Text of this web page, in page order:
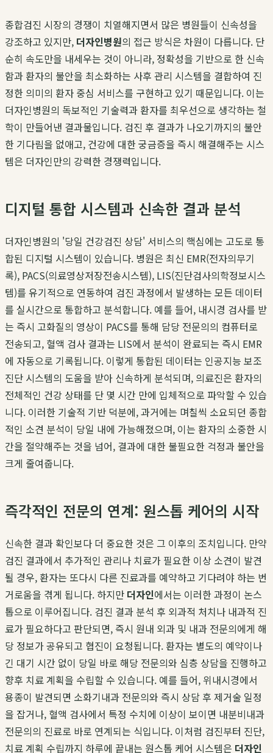
종합검진 시장의 경쟁이 치열해지면서 많은 병원들이 신속성을
강조하고 있지만, 더자인병원의 접근 방식은 차원이 다릅니다. 단
순히 속도만을 내세우는 것이 아니라, 정확성을 기반으로 한 신속
함과 환자의 불안을 최소화하는 사후 관리 시스템을 결합하여 진
정한 의미의 환자 중심 서비스를 구현하고 있기 때문입니다. 이는
더자인병원의 독보적인 기술력과 환자를 최우선으로 생각하는 철
학이 만들어낸 결과물입니다. 검진 후 결과가 나오기까지의 불안
한 기다림을 없애고, 건강에 대한 궁금증을 즉시 해결해주는 시스
템은 더자인만의 강력한 경쟁력입니다.
디지털 통합 시스템과 신속한 결과 분석
더자인병원의 '당일 건강검진 상담' 서비스의 핵심에는 고도로 통
합된 디지털 시스템이 있습니다. 병원은 최신 EMR(전자의무기
록), PACS(의료영상저장전송시스템), LIS(진단검사의학정보시스
템)를 유기적으로 연동하여 검진 과정에서 발생하는 모든 데이터
를 실시간으로 통합하고 분석합니다. 예를 들어, 내시경 검사를 받
는 즉시 고화질의 영상이 PACS를 통해 담당 전문의의 컴퓨터로
전송되고, 혈액 검사 결과는 LIS에서 분석이 완료되는 즉시 EMR
에 자동으로 기록됩니다. 이렇게 통합된 데이터는 인공지능 보조
진단 시스템의 도움을 받아 신속하게 분석되며, 의료진은 환자의
전체적인 건강 상태를 단 몇 시간 만에 입체적으로 파악할 수 있습
니다. 이러한 기술적 기반 덕분에, 과거에는 며칠씩 소요되던 종합
적인 소견 분석이 당일 내에 가능해졌으며, 이는 환자의 소중한 시
간을 절약해주는 것을 넘어, 결과에 대한 불필요한 걱정과 불안을
크게 줄여줍니다.
즉각적인 전문의 연계: 원스톱 케어의 시작
신속한 결과 확인보다 더 중요한 것은 그 이후의 조치입니다. 만약
검진 결과에서 추가적인 관리나 치료가 필요한 이상 소견이 발견
될 경우, 환자는 또다시 다른 진료과를 예약하고 기다려야 하는 번
거로움을 겪게 됩니다. 하지만 더자인에서는 이러한 과정이 논스
톱으로 이루어집니다. 검진 결과 분석 후 외과적 처치나 내과적 진
료가 필요하다고 판단되면, 즉시 원내 외과 및 내과 전문의에게 해
당 정보가 공유되고 협진이 요청됩니다. 환자는 별도의 예약이나
긴 대기 시간 없이 당일 바로 해당 전문의와 심층 상담을 진행하고
향후 치료 계획을 수립할 수 있습니다. 예를 들어, 위내시경에서
용종이 발견되면 소화기내과 전문의와 즉시 상담 후 제거술 일정
을 잡거나, 혈액 검사에서 특정 수치에 이상이 보이면 내분비내과
전문의의 진료로 바로 연계되는 식입니다. 이처럼 검진부터 진단,
치료 계획 수립까지 하루에 끝내는 원스톱 케어 시스템은 더자인